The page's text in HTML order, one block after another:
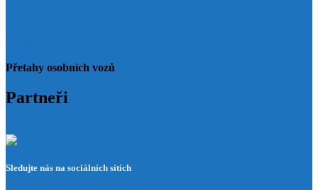
Přetahy osobních vozů
Partneři
Sledujte nás na sociálních sítích